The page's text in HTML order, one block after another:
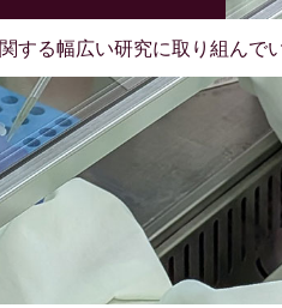
する幅広い研究に取り組んで